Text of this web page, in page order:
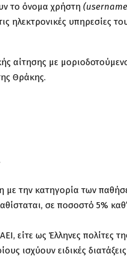
το όνομα χρήστη
ηλεκτρονικές υπηρεσίες
αίτησης με
Θράκης.
με την κατηγορία των
σε ποσοστό 5% καθ’
είτε ως Έλληνες πολίτες
ισχύουν ειδικές διατάξεις